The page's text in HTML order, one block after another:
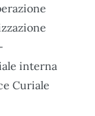
interna
Curiale